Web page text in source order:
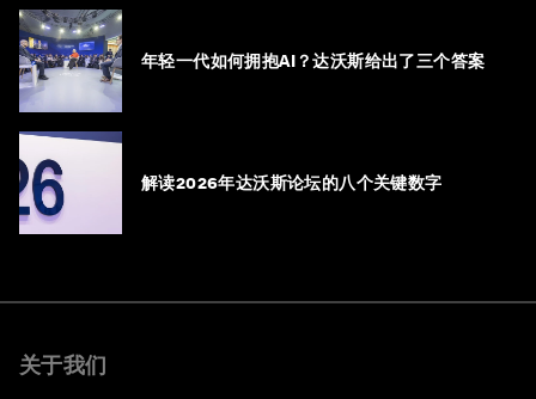
年轻一代如何拥抱AI？达沃斯给出了三个答案
解读2026年达沃斯论坛的八个关键数字
关于我们